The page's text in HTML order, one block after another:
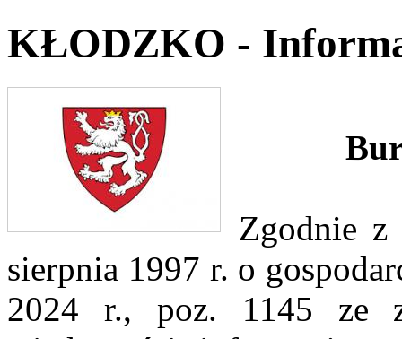
KŁODZKO -
Zgodnie
sierpnia 1997 r. o
2024 r., poz. 1145 ze